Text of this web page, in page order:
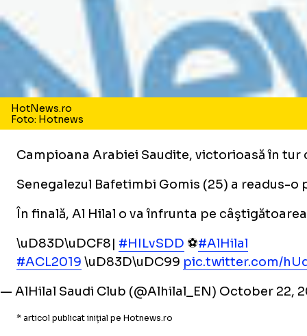
HotNews.ro
Foto: Hotnews
Campioana Arabiei Saudite, victorioasă în tur
Senegalezul Bafetimbi Gomis (25) a readus-
În finală, Al Hilal o va înfrunta pe
\uD83D\uDCF8| #HILvSDD ⚽️#AlHilal
#ACL2019 \uD83D\uDC99 pic.twitter.com/
— AlHilal Saudi Club (@Alhilal_EN) October 22,
* articol publicat inițial pe Hotnews.ro